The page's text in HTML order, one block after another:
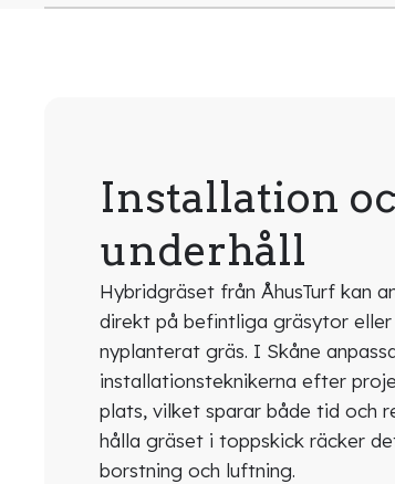
Installation
underhåll
Hybridgräset från ÅhusTurf kan
direkt på befintliga gräsytor eller
nyplanterat gräs. I Skåne
installationsteknikerna efter
plats, vilket sparar både tid och
hålla gräset i toppskick räcker
borstning och luftning.